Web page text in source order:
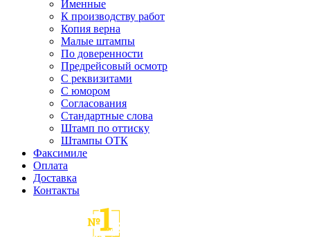
Именные
К производству работ
Копия верна
Малые штампы
По доверенности
Предрейсовый осмотр
С реквизитами
С юмором
Согласования
Стандартные слова
Штамп по оттиску
Штампы ОТК
Факсимиле
Оплата
Доставка
Контакты